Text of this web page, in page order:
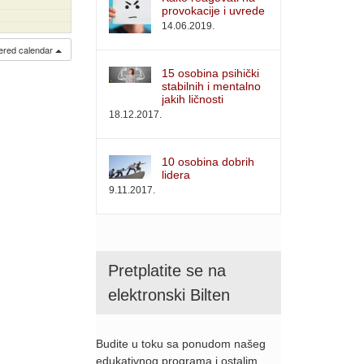
calendar
provokacije i uvrede
14.06.2019.
15 osobina psihički
stabilnih i mentalno
jakih ličnosti
18.12.2017.
10 osobina dobrih
lidera
9.11.2017.
Pretplatite se na
elektronski Bilten
Budite u toku sa ponudom našeg
edukativnog programa i ostalim